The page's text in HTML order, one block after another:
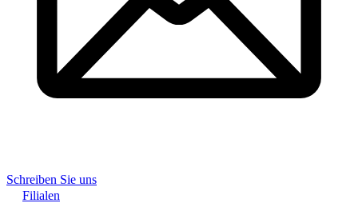
Schreiben Sie uns
Filialen